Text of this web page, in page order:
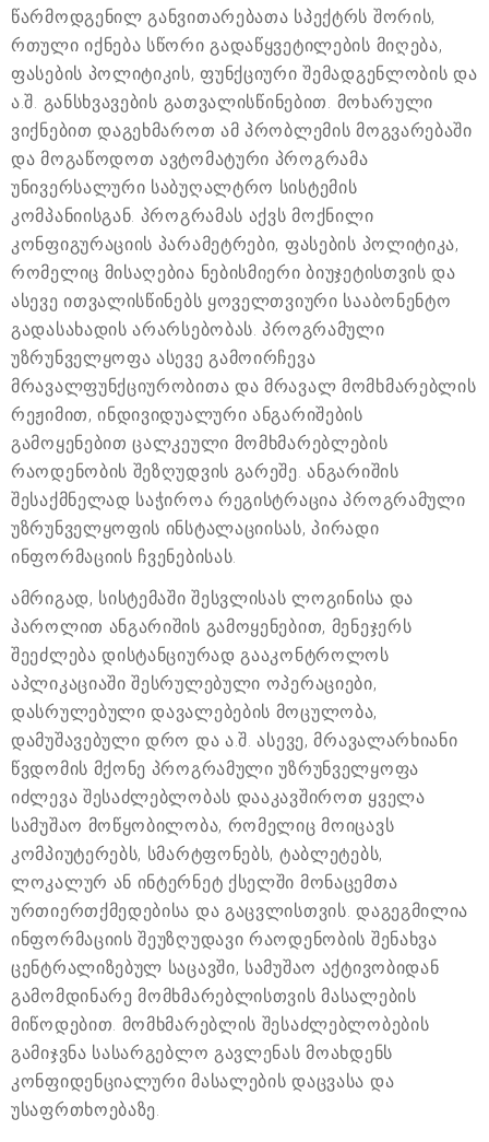
წარმოდგენილ განვითარებათა სპექტრს შორის,
რთული იქნება სწორი გადაწყვეტილების მიღება,
ფასების პოლიტიკის, ფუნქციური შემადგენლობის და
ა.შ. განსხვავების გათვალისწინებით. მოხარული
ვიქნებით დაგეხმაროთ ამ პრობლემის მოგვარებაში
და მოგაწოდოთ ავტომატური პროგრამა
უნივერსალური საბუღალტრო სისტემის
კომპანიისგან. პროგრამას აქვს მოქნილი
კონფიგურაციის პარამეტრები, ფასების პოლიტიკა,
რომელიც მისაღებია ნებისმიერი ბიუჯეტისთვის და
ასევე ითვალისწინებს ყოველთვიური სააბონენტო
გადასახადის არარსებობას. პროგრამული
უზრუნველყოფა ასევე გამოირჩევა
მრავალფუნქციურობითა და მრავალ მომხმარებლის
რეჟიმით, ინდივიდუალური ანგარიშების
გამოყენებით ცალკეული მომხმარებლების
რაოდენობის შეზღუდვის გარეშე. ანგარიშის
შესაქმნელად საჭიროა რეგისტრაცია პროგრამული
უზრუნველყოფის ინსტალაციისას, პირადი
ინფორმაციის ჩვენებისას.
ამრიგად, სისტემაში შესვლისას ლოგინისა და
პაროლით ანგარიშის გამოყენებით, მენეჯერს
შეეძლება დისტანციურად გააკონტროლოს
აპლიკაციაში შესრულებული ოპერაციები,
დასრულებული დავალებების მოცულობა,
დამუშავებული დრო და ა.შ. ასევე, მრავალარხიანი
წვდომის მქონე პროგრამული უზრუნველყოფა
იძლევა შესაძლებლობას დააკავშიროთ ყველა
სამუშაო მოწყობილობა, რომელიც მოიცავს
კომპიუტერებს, სმარტფონებს, ტაბლეტებს,
ლოკალურ ან ინტერნეტ ქსელში მონაცემთა
ურთიერთქმედებისა და გაცვლისთვის. დაგეგმილია
ინფორმაციის შეუზღუდავი რაოდენობის შენახვა
ცენტრალიზებულ საცავში, სამუშაო აქტივობიდან
გამომდინარე მომხმარებლისთვის მასალების
მიწოდებით. მომხმარებლის შესაძლებლობების
გამიჯვნა სასარგებლო გავლენას მოახდენს
კონფიდენციალური მასალების დაცვასა და
უსაფრთხოებაზე.